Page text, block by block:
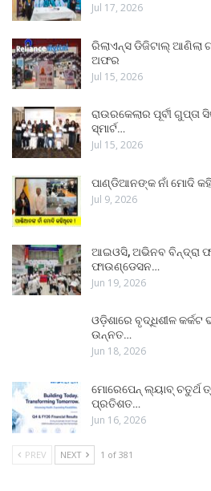
Jul 17, 2026
ରିଲାଏନ୍ସ ଡିଜିଟାଲ୍ ଆଣିଲା
ଅଫର
Jul 15, 2026
ରାଉରକେଲାର ପୂର୍ବୀ
ସ୍ମାର୍ଟ…
Jul 15, 2026
ପାଣ୍ଡିଆନଙ୍କ ନାଁ ମୋଦି
Jul 9, 2026
ଆଇଓସି, ଅଭିନବ ବିନ୍ଦ୍ରା
ଫାଉଣ୍ଡେସନ…
Jun 19, 2026
ଓଡ଼ିଶାରେ ବୃଦ୍ଧିଶୀଳ
ଉନ୍ନତ…
Jun 18, 2026
ମୋରେପେନ୍ ଲ୍ୟାବ୍ ଚତୁର୍ଥ
ପ୍ରତିଶତ…
Jun 16, 2026
PREV NEXT 1 of 381